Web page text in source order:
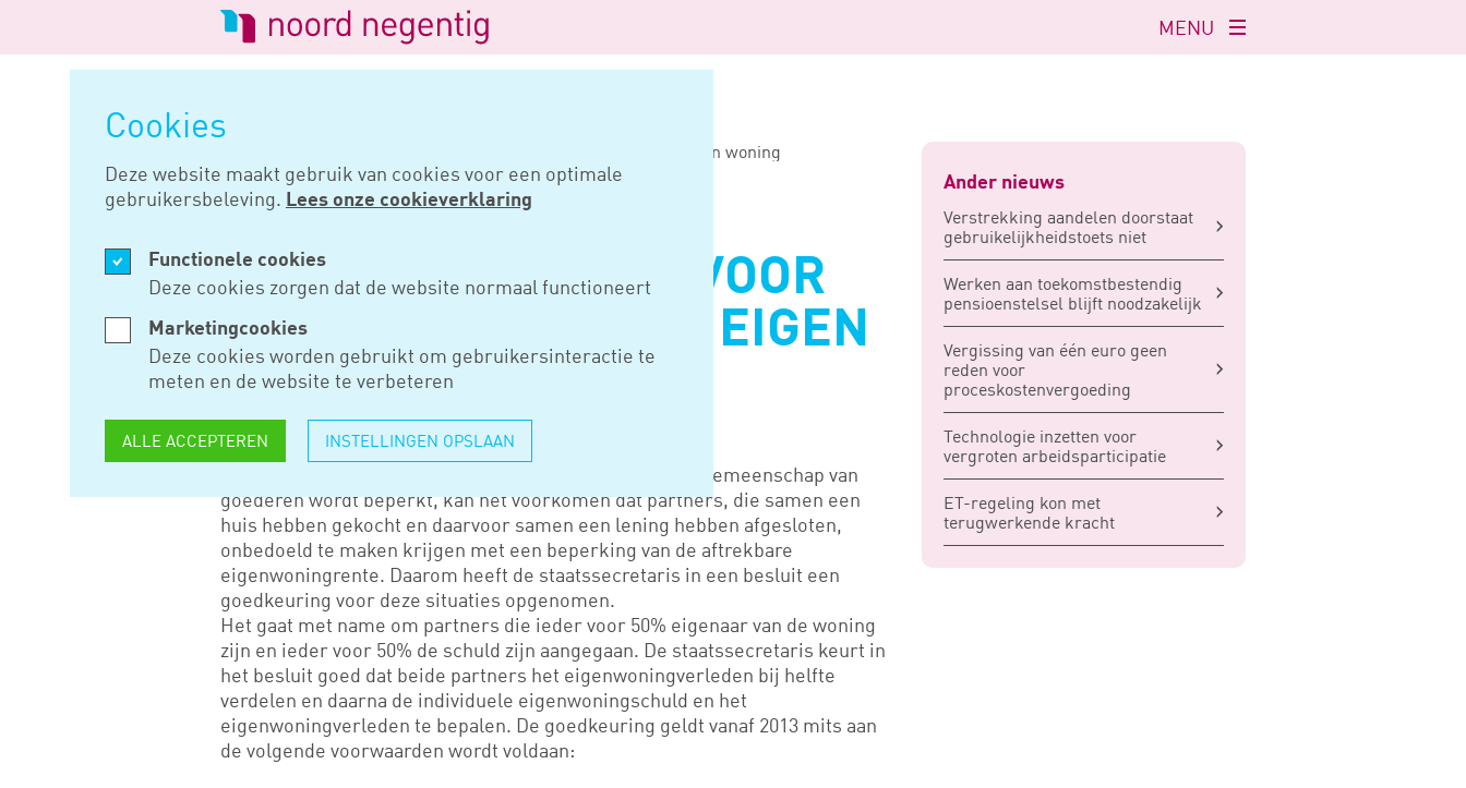
Cookies
Deze website maakt gebruik van cookies voor een optimale
gebruikersbeleving. Lees onze cookieverklaring
Functionele cookies
Deze cookies zorgen dat de website normaal functioneert
Marketingcookies
Deze cookies worden gebruikt om gebruikersinteractie te
meten en de website te verbeteren
ALLE ACCEPTEREN INSTELLINGEN OPSLAAN
Logo
van
Noord
Negentig
Navigatie
openen
MENU
Tegemoetkoming voor partners met een eigen woning
FEB 01, 2018
TEGEMOETKOMING VOOR
PARTNERS MET EEN EIGEN
WONING
Als gevolg van de wetswijziging waardoor de wettelijke gemeenschap van
goederen wordt beperkt, kan het voorkomen dat partners, die samen een
huis hebben gekocht en daarvoor samen een lening hebben afgesloten,
onbedoeld te maken krijgen met een beperking van de aftrekbare
eigenwoningrente. Daarom heeft de staatssecretaris in een besluit een
goedkeuring voor deze situaties opgenomen.
Het gaat met name om partners die ieder voor 50% eigenaar van de woning
zijn en ieder voor 50% de schuld zijn aangegaan. De staatssecretaris keurt in
het besluit goed dat beide partners het eigenwoningverleden bij helfte
verdelen en daarna de individuele eigenwoningschuld en het
eigenwoningverleden te bepalen. De goedkeuring geldt vanaf 2013 mits aan
de volgende voorwaarden wordt voldaan:
Ander nieuws
Verstrekking aandelen doorstaat
gebruikelijkheidstoets niet
Werken aan toekomstbestendig
pensioenstelsel blijft noodzakelijk
Vergissing van één euro geen
reden voor
proceskostenvergoeding
Technologie inzetten voor
vergroten arbeidsparticipatie
ET-regeling kon met
terugwerkende kracht